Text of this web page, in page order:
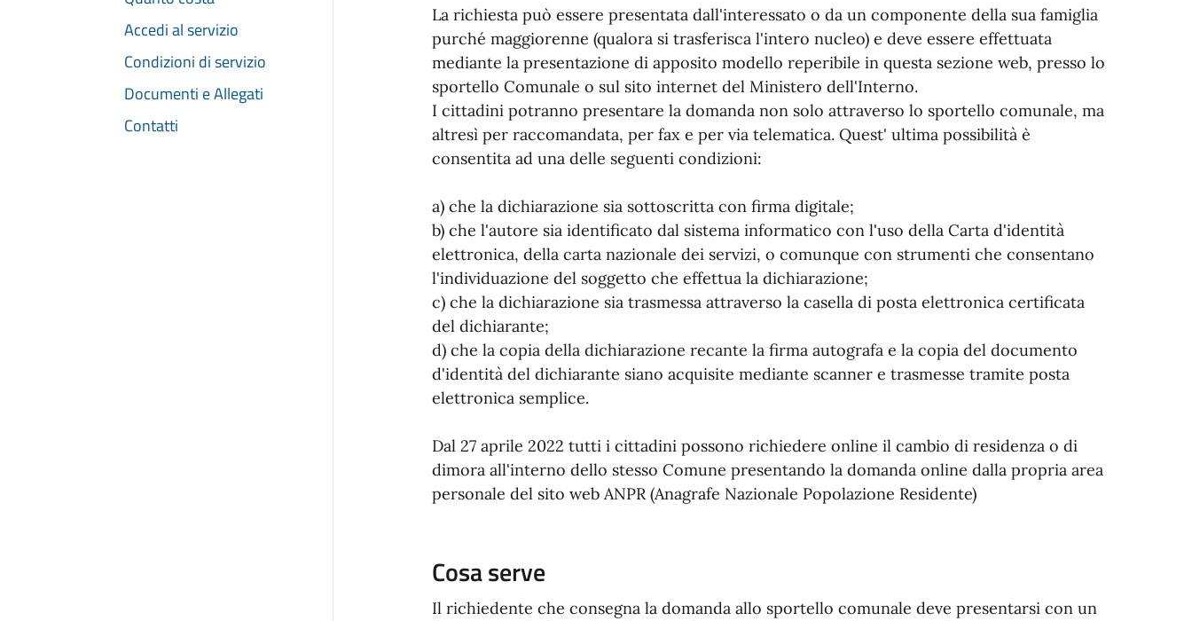
Accedi al servizio
Condizioni di servizio
Documenti e Allegati
Contatti
La richiesta può essere presentata dall'interessato o da un componente della sua famiglia
purché maggiorenne (qualora si trasferisca l'intero nucleo) e deve essere effettuata
mediante la presentazione di apposito modello reperibile in questa sezione web, presso lo
sportello Comunale o sul sito internet del Ministero dell'Interno.
I cittadini potranno presentare la domanda non solo attraverso lo sportello comunale, ma
altresì per raccomandata, per fax e per via telematica. Quest' ultima possibilità è
consentita ad una delle seguenti condizioni:
a) che la dichiarazione sia sottoscritta con firma digitale;
b) che l'autore sia identificato dal sistema informatico con l'uso della Carta d'identità
elettronica, della carta nazionale dei servizi, o comunque con strumenti che consentano
l'individuazione del soggetto che effettua la dichiarazione;
c) che la dichiarazione sia trasmessa attraverso la casella di posta elettronica certificata
del dichiarante;
d) che la copia della dichiarazione recante la firma autografa e la copia del documento
d'identità del dichiarante siano acquisite mediante scanner e trasmesse tramite posta
elettronica semplice.
Dal 27 aprile 2022 tutti i cittadini possono richiedere online il cambio di residenza o di
dimora all'interno dello stesso Comune presentando la domanda online dalla propria area
personale del sito web ANPR (Anagrafe Nazionale Popolazione Residente)
Cosa serve
Il richiedente che consegna la domanda allo sportello comunale deve presentarsi con un